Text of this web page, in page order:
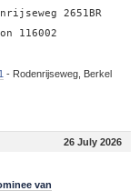
2651BR
116002
- Rodenrijseweg, Berkel
26 July 2026
van